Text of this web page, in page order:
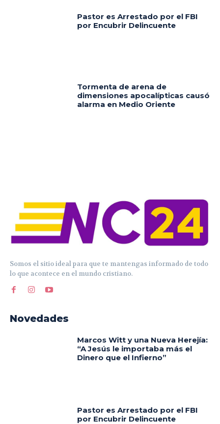
Pastor es Arrestado por el FBI
por Encubrir Delincuente
Tormenta de arena de
dimensiones apocalípticas causó
alarma en Medio Oriente
Somos el sitio ideal para que te mantengas informado de todo
lo que acontece en el mundo cristiano.
Novedades
Marcos Witt y una Nueva Herejía:
“A Jesús le importaba más el
Dinero que el Infierno”
Pastor es Arrestado por el FBI
por Encubrir Delincuente